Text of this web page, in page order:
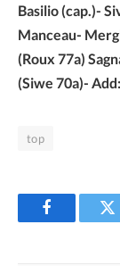
Basilio (cap.)-
Manceau-
(Roux 77a)
(Siwe 70a)-
top
Facebook